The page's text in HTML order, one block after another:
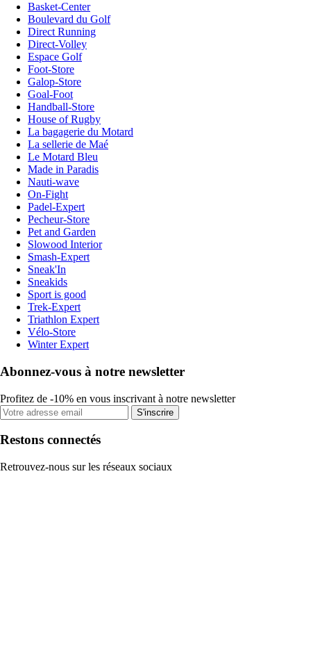
Basket-Center
Boulevard du Golf
Direct Running
Direct-Volley
Espace Golf
Foot-Store
Galop-Store
Goal-Foot
Handball-Store
House of Rugby
La bagagerie du Motard
La sellerie de Maé
Le Motard Bleu
Made in Paradis
Nauti-wave
On-Fight
Padel-Expert
Pecheur-Store
Pet and Garden
Slowood Interior
Smash-Expert
Sneak'In
Sneakids
Sport is good
Trek-Expert
Triathlon Expert
Vélo-Store
Winter Expert
Abonnez-vous à notre newsletter
Profitez de -10% en vous inscrivant à notre newsletter
S'inscrire
Restons connectés
Retrouvez-nous sur les réseaux sociaux